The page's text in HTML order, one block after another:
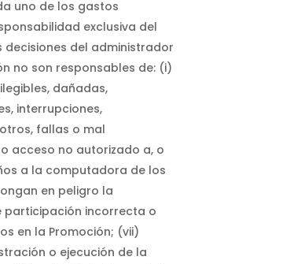
uno de los gastos
exclusiva del
del administrador
no son responsables de: (i)
dañadas,
interrupciones,
fallas o mal
acceso no autorizado a, o
a la computadora de los
en peligro la
participación incorrecta o
en la Promoción; (vii)
o ejecución de la